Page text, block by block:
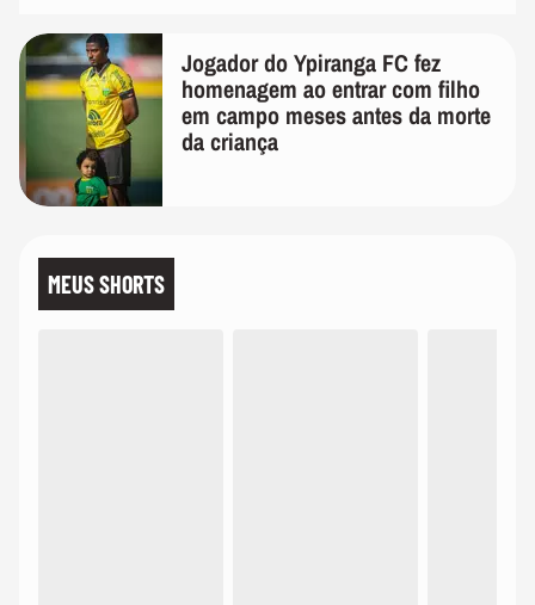
Jogador do Ypiranga FC fez
homenagem ao entrar com filho
em campo meses antes da morte
da criança
MEUS SHORTS